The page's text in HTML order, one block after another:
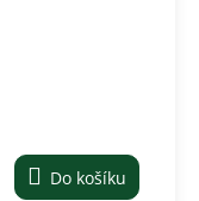
Do košíku